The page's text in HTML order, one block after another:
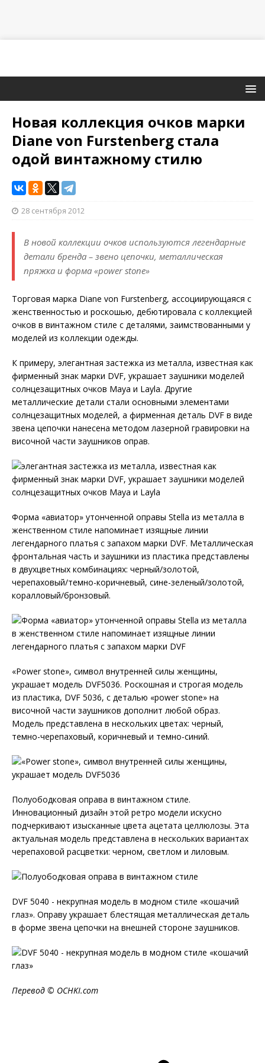
Новая коллекция очков марки
Diane von Furstenberg стала
одой винтажному стилю
28 сентября 2012
В новой коллекции очков используются легендарные
детали бренда – звено цепочки, металлическая
пряжка и форма «power stone»
Торговая марка Diane von Furstenberg, ассоциирующаяся с
женственностью и роскошью, дебютировала с коллекцией
очков в винтажном стиле с деталями, заимствованными у
моделей из коллекции одежды.
К примеру, элегантная застежка из металла, известная как
фирменный знак марки DVF, украшает заушники моделей
солнцезащитных очков Maya и Layla. Другие
металлические детали стали основными элементами
солнцезащитных моделей, а фирменная деталь DVF в виде
звена цепочки нанесена методом лазерной гравировки на
височной части заушников оправ.
Форма «авиатор» утонченной оправы Stella из металла в
женственном стиле напоминает изящные линии
легендарного платья с запахом марки DVF. Металлическая
фронтальная часть и заушники из пластика представлены
в двухцветных комбинациях: черный/золотой,
черепаховый/темно-коричневый, сине-зеленый/золотой,
коралловый/бронзовый.
«Power stone», символ внутренней силы женщины,
украшает модель DVF5036. Роскошная и строгая модель
из пластика, DVF 5036, с деталью «power stone» на
височной части заушников дополнит любой образ.
Модель представлена в нескольких цветах: черный,
темно-черепаховый, коричневый и темно-синий.
Полуободковая оправа в винтажном стиле.
Инновационный дизайн этой ретро модели искусно
подчеркивают изысканные цвета ацетата целлюлозы. Эта
актуальная модель представлена в нескольких вариантах
черепаховой расцветки: черном, светлом и лиловым.
DVF 5040 - некрупная модель в модном стиле «кошачий
глаз». Оправу украшает блестящая металлическая деталь
в форме звена цепочки на внешней стороне заушников.
Перевод © OCHKI.com